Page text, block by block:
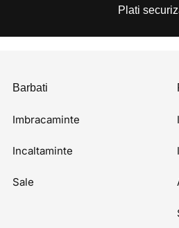
Plati
Barbati
Imbracaminte
Incaltaminte
Sale